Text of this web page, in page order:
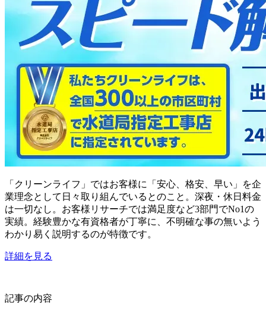
「クリーンライフ」ではお客様に「安心、格安、早い」を企
業理念として日々取り組んでいるとのこと。深夜・休日料金
は一切なし。お客様リサーチでは満足度など3部門でNo1の
実績。経験豊かな有資格者が丁寧に、不明確な事の無いよう
わかり易く説明するのが特徴です。
詳細を見る
記事の内容